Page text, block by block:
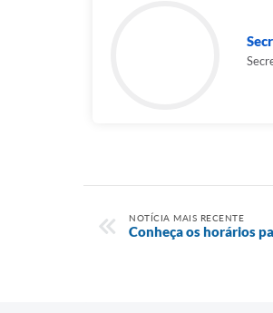
NOTÍCIA MAIS RECENTE
Conheça os horários